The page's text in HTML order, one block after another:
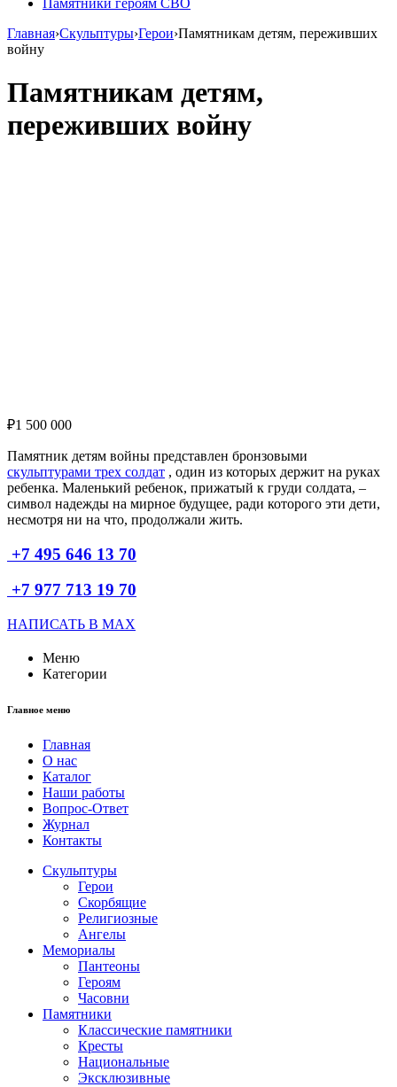
Памятники героям СВО
Главная›Скульптуры›Герои›Памятникам детям, переживших
войну
Памятникам детям,
переживших войну
₽1 500 000
Памятник детям войны представлен бронзовыми
скульптурами трех солдат , один из которых держит на руках
ребенка. Маленький ребенок, прижатый к груди солдата, –
символ надежды на мирное будущее, ради которого эти дети,
несмотря ни на что, продолжали жить.
+7 495 646 13 70
+7 977 713 19 70
НАПИСАТЬ В MAX
Меню
Категории
Главное меню
Главная
О нас
Каталог
Наши работы
Вопрос-Ответ
Журнал
Контакты
Скульптуры
Герои
Скорбящие
Религиозные
Ангелы
Мемориалы
Пантеоны
Героям
Часовни
Памятники
Классические памятники
Кресты
Национальные
Эксклюзивные